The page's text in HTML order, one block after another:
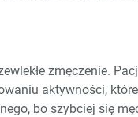
zmęczenie.
aktywności,
bo szybciej się